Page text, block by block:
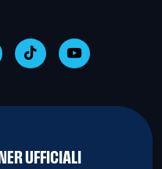
UFFICIALI